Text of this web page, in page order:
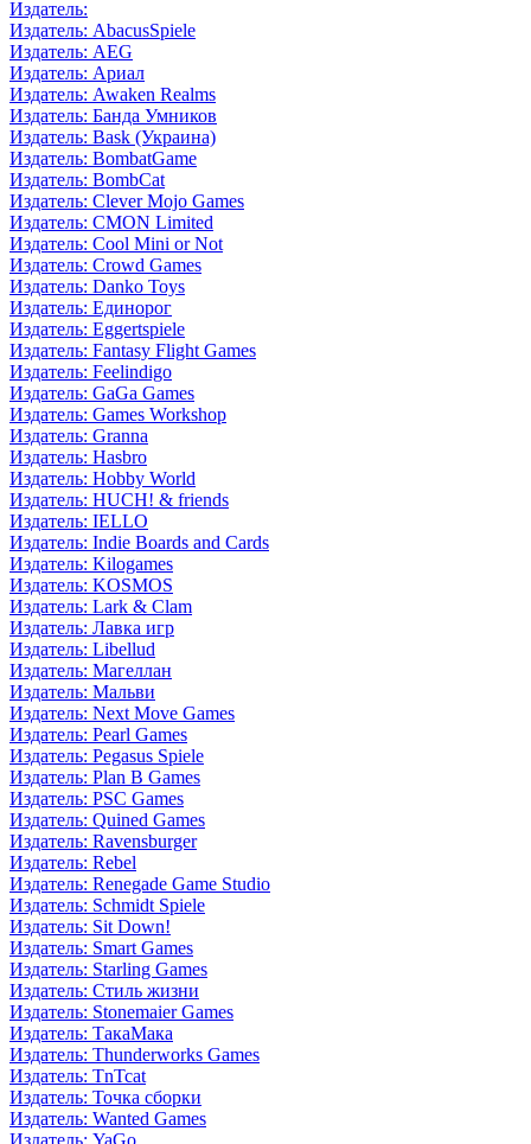
Издатель:
Издатель: AbacusSpiele
Издатель: AEG
Издатель: Ариал
Издатель: Awaken Realms
Издатель: Банда Умников
Издатель: Bask (Украина)
Издатель: BombatGame
Издатель: BombCat
Издатель: Clever Mojo Games
Издатель: CMON Limited
Издатель: Cool Mini or Not
Издатель: Crowd Games
Издатель: Danko Toys
Издатель: Единорог
Издатель: Eggertspiele
Издатель: Fantasy Flight Games
Издатель: Feelindigo
Издатель: GaGa Games
Издатель: Games Workshop
Издатель: Granna
Издатель: Hasbro
Издатель: Hobby World
Издатель: HUCH! & friends
Издатель: IELLO
Издатель: Indie Boards and Cards
Издатель: Kilogames
Издатель: KOSMOS
Издатель: Lark & Clam
Издатель: Лавка игр
Издатель: Libellud
Издатель: Магеллан
Издатель: Мальви
Издатель: Next Move Games
Издатель: Pearl Games
Издатель: Pegasus Spiele
Издатель: Plan B Games
Издатель: PSC Games
Издатель: Quined Games
Издатель: Ravensburger
Издатель: Rebel
Издатель: Renegade Game Studio
Издатель: Schmidt Spiele
Издатель: Sit Down!
Издатель: Smart Games
Издатель: Starling Games
Издатель: Стиль жизни
Издатель: Stonemaier Games
Издатель: ТакаМака
Издатель: Thunderworks Games
Издатель: TnTcat
Издатель: Точка сборки
Издатель: Wanted Games
Издатель: YaGo